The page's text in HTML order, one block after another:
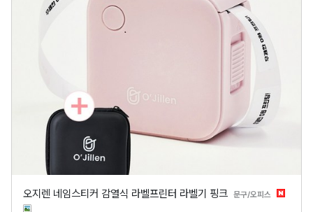
오지렌 네임스티커 감열식 라벨프린터 라벨기 핑크 문구/오피스 분류